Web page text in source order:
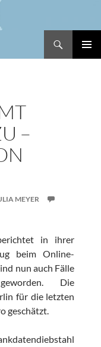
–
MEYER
in ihrer
beim Online-
nun auch Fälle
Die
für die letzten
geschätzt.